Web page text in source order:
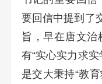
要回信中提到了
旨，早在唐文
有“实心实力求
是交大秉持“教